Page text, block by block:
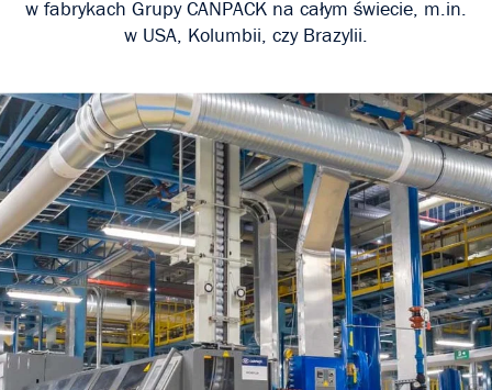
w fabrykach Grupy CANPACK na całym świecie, m.in.
w USA, Kolumbii, czy Brazylii.